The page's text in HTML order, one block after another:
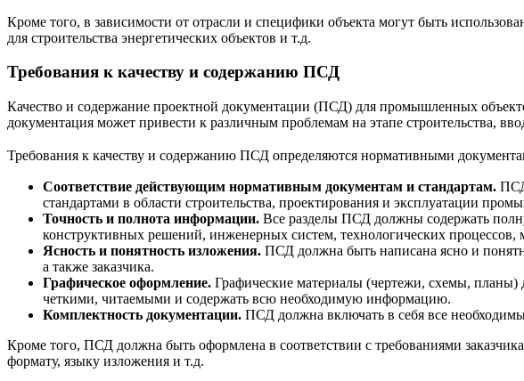
Кроме того, в зависимости от отрасли и специфики объекта могут быть
для строительства энергетических объектов и т.д.
Требования к качеству и содержанию ПСД
Качество и содержание проектной документации (ПСД) для промышленных
документация может привести к различным проблемам на этапе строительства,
Требования к качеству и содержанию ПСД определяются нормативными
Соответствие действующим нормативным документам и стандартам.
стандартами в области строительства, проектирования и эксплуатации
Точность и полнота информации. Все разделы ПСД должны содержать
конструктивных решений, инженерных систем, технологических процессов,
Ясность и понятность изложения. ПСД должна быть написана ясно и
а также заказчика.
Графическое оформление. Графические материалы (чертежи, схемы,
четкими, читаемыми и содержать всю необходимую информацию.
Комплектность документации. ПСД должна включать в себя все
Кроме того, ПСД должна быть оформлена в соответствии с требованиями
формату, языку изложения и т.д.